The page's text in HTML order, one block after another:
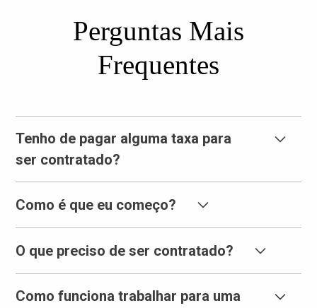
Perguntas Mais
Frequentes
Tenho de pagar alguma taxa para
ser contratado?
de Serviços BJ.
Como é que eu começo?
contacto . Entraremos em contacto consigo. Ou envie um
O que preciso de ser contratado?
tiver, e prova de residência/aptidão para trabalhar nos
Como funciona trabalhar para uma